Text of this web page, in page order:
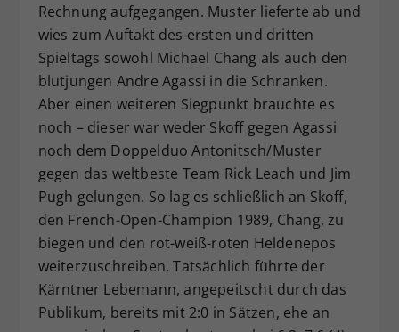
Rechnung aufgegangen. Muster lieferte ab und
wies zum Auftakt des ersten und dritten
Spieltags sowohl Michael Chang als auch den
blutjungen Andre Agassi in die Schranken.
Aber einen weiteren Siegpunkt brauchte es
noch – dieser war weder Skoff gegen Agassi
noch dem Doppelduo Antonitsch/Muster
gegen das weltbeste Team Rick Leach und Jim
Pugh gelungen. So lag es schließlich an Skoff,
den French-Open-Champion 1989, Chang, zu
biegen und den rot-weiß-roten Heldenepos
weiterzuschreiben. Tatsächlich führte der
Kärntner Lebemann, angepeitscht durch das
Publikum, bereits mit 2:0 in Sätzen, ehe an